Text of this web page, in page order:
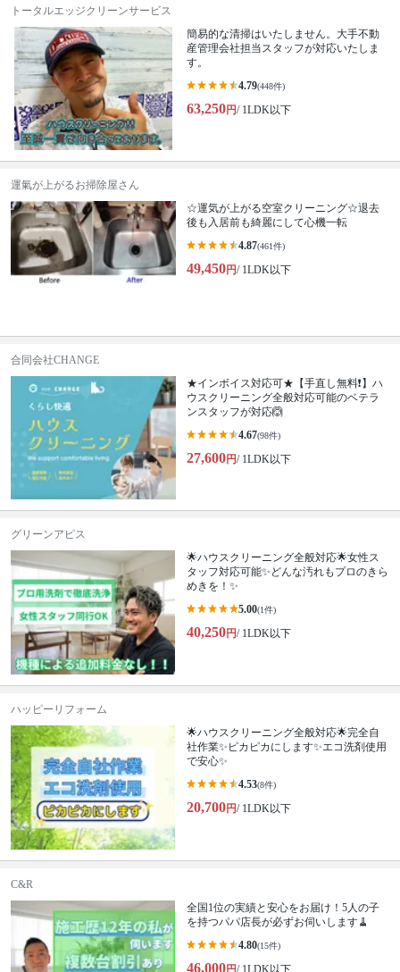
トータルエッジクリーンサービス
簡易的な清掃はいたしません。大手不動
産管理会社担当スタッフが対応いたしま
す。
4.79(448件)
63,250円/ 1LDK以下
運氣が上がるお掃除屋さん
☆運気が上がる空室クリーニング☆退去
後も入居前も綺麗にして心機一転
4.87(461件)
49,450円/ 1LDK以下
合同会社CHANGE
★インボイス対応可★【手直し無料❗️】ハ
ウスクリーニング全般対応可能のベテラ
ンスタッフが対応🙆
4.67(98件)
27,600円/ 1LDK以下
グリーンアピス
🌟ハウスクリーニング全般対応🌟女性ス
タッフ対応可能✨どんな汚れもプロのきら
めきを！✨
5.00(1件)
40,250円/ 1LDK以下
ハッピーリフォーム
🌟ハウスクリーニング全般対応🌟完全自
社作業✨️ピカピカにします✨️エコ洗剤使用
で安心✨
4.53(8件)
20,700円/ 1LDK以下
C&R
全国1位の実績と安心をお届け！5人の子
を持つパパ店長が必ずお伺いします🧹
4.80(15件)
46,000円/ 1LDK以下